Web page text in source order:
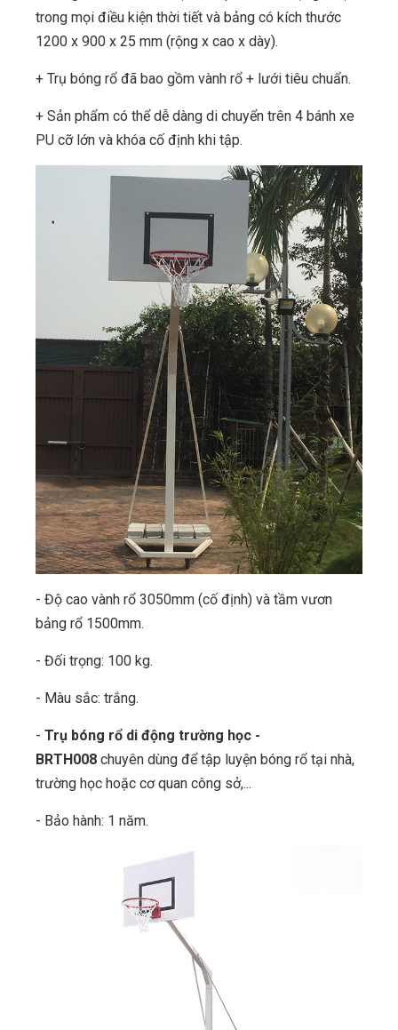
trong mọi điều kiện thời tiết và bảng có kích thước
1200 x 900 x 25 mm (rộng x cao x dày).
+ Trụ bóng rổ đã bao gồm vành rổ + lưới tiêu chuẩn.
+ Sản phẩm có thể dễ dàng di chuyển trên 4 bánh xe
PU cỡ lớn và khóa cố định khi tập.
- Độ cao vành rổ 3050mm (cố định) và tầm vươn
bảng rổ 1500mm.
- Đối trọng: 100 kg.
- Màu sắc: trắng.
- Trụ bóng rổ di động trường học -
BRTH008 chuyên dùng để tập luyện bóng rổ tại nhà,
trường học hoặc cơ quan công sở,...
- Bảo hành: 1 năm.